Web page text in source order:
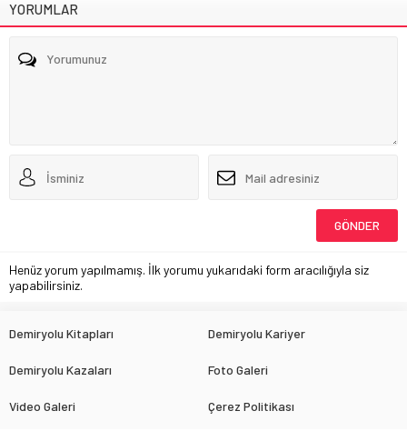
YORUMLAR
Henüz yorum yapılmamış. İlk yorumu yukarıdaki form aracılığıyla siz
yapabilirsiniz.
Demiryolu Kitapları Demiryolu Kariyer
Demiryolu Kazaları Foto Galeri
Video Galeri Çerez Politikası